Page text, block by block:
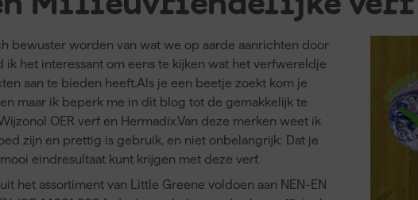
bewuster worden van wat we op aarde aanrichten door
ik het interessant om eens te kijken wat het verfwereldje
aan te bieden heeft.Als je een beetje zoekt kom je
maar ik beperk me in dit blog tot de gemakkelijk te
OER verf en Hermadix.Van deze merken weet ik
zijn en prettig is gebruik, en niet onbelangrijk: Dat je
eindresultaat kunt krijgen met deze verf.
het assortiment van Little Greene voldoen aan NEN-EN